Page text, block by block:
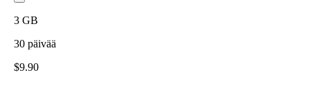
3 GB
30 päivää
$9.90